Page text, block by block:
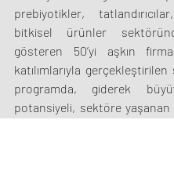
prebiyotikler,
bitkisel ürünler
gösteren 50’yi aşkın
katılımlarıyla
programda, giderek
potansiyeli, sektöre